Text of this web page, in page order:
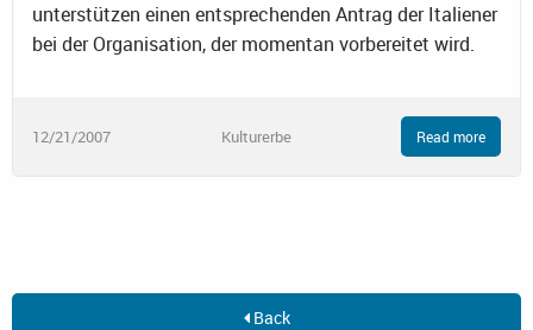
unterstützen einen entsprechenden Antrag der Italiener
bei der Organisation, der momentan vorbereitet wird.
12/21/2007 Kulturerbe Read more
Back